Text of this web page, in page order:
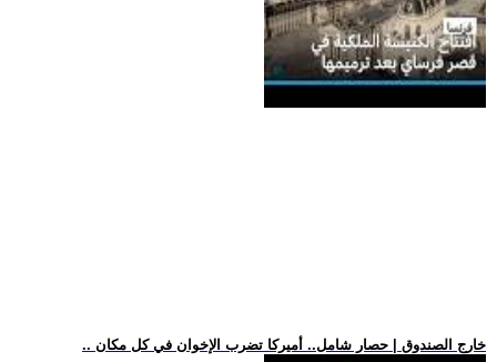
.. خارج الصندوق | حصار شامل.. أميركا تضرب الإخوان في كل مكان